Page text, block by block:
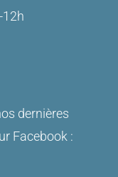
dernières
Facebook :